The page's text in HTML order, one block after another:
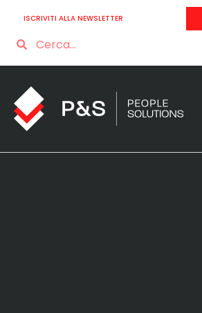
ISCRIVITI ALLA NEWSLETTER